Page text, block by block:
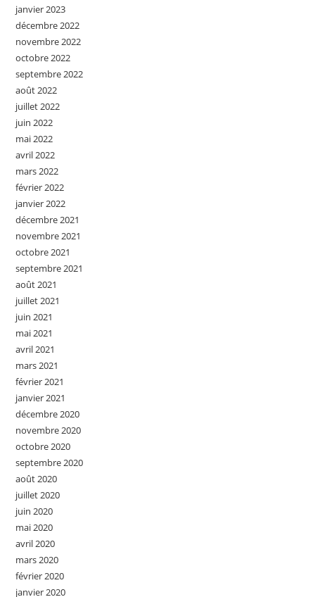
janvier 2023
décembre 2022
novembre 2022
octobre 2022
septembre 2022
août 2022
juillet 2022
juin 2022
mai 2022
avril 2022
mars 2022
février 2022
janvier 2022
décembre 2021
novembre 2021
octobre 2021
septembre 2021
août 2021
juillet 2021
juin 2021
mai 2021
avril 2021
mars 2021
février 2021
janvier 2021
décembre 2020
novembre 2020
octobre 2020
septembre 2020
août 2020
juillet 2020
juin 2020
mai 2020
avril 2020
mars 2020
février 2020
janvier 2020